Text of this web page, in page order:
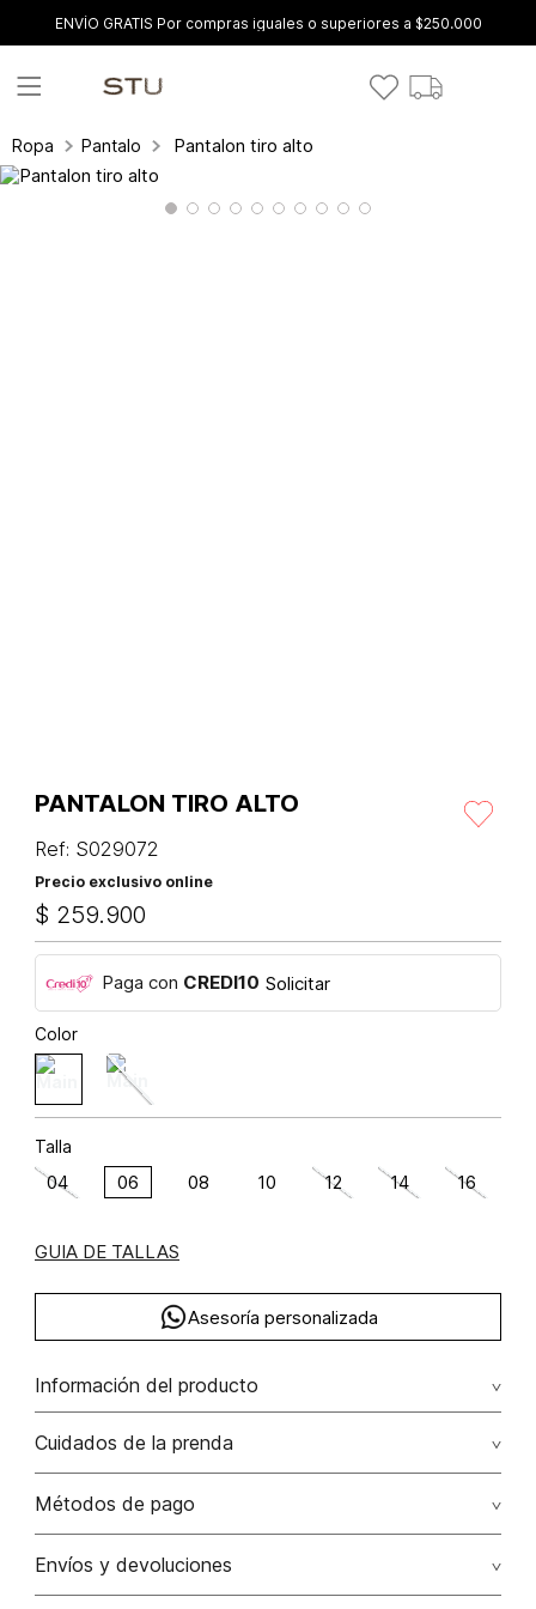
ENVÍO GRATIS Por compras iguales o superiores a $250.000
Ropa Pantalones y leggings
Pantalon tiro alto
PANTALON TIRO ALTO
Ref: S029072
Precio exclusivo online
$ 259.900
Paga con CREDI10 Solicitar
Color
Talla
04 06 08 10 12 14 16
GUIA DE TALLAS
Asesoría personalizada
Información del producto
Pantalon tiro alto poliéster 100% 100.00% poliéster/polyester
Cuidados de la prenda
No dejar en remojo /lavar por separado / no utilizar
No usar lejia
Métodos de pago
Tarjetas de crédito: Visa, Dinners, Master Card y American
Envíos y devoluciones